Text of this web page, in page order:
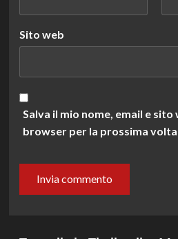
Sito web
Salva il mio nome, email e
browser per la prossima volta